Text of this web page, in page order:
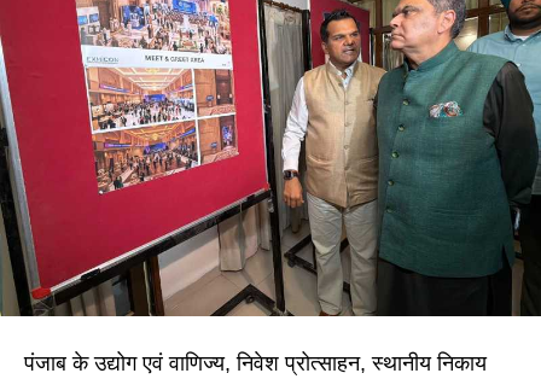
पंजाब के उद्योग एवं वाणिज्य, निवेश प्रोत्साहन, स्थानीय निकाय